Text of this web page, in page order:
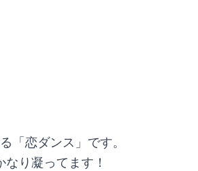
「恋ダンス」です。
り凝ってます！